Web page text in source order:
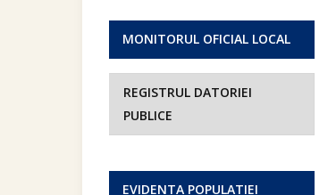
MONITORUL OFICIAL LOCAL
REGISTRUL DATORIEI
PUBLICE
EVIDENTA POPULATIEI